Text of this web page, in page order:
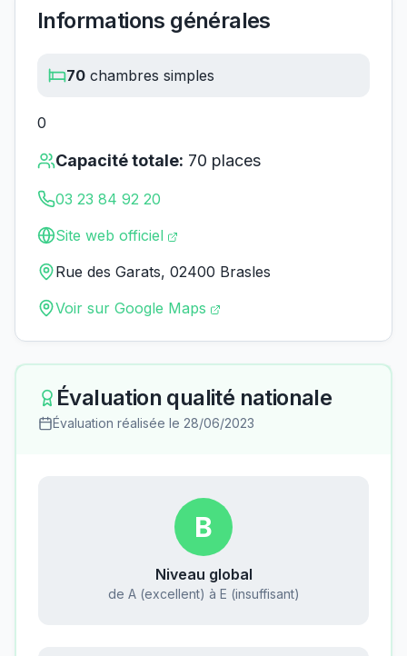
Informations générales
70 chambres simples
0
Capacité totale: 70 places
03 23 84 92 20
Site web officiel
Rue des Garats, 02400 Brasles
Voir sur Google Maps
Évaluation qualité nationale
Évaluation réalisée le 28/06/2023
B
Niveau global
de A (excellent) à E (insuffisant)